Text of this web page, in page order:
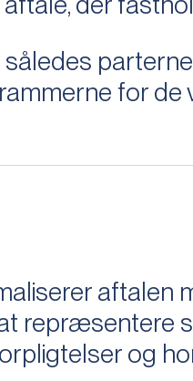
for de
repræsentere
og